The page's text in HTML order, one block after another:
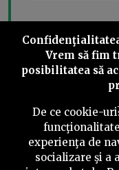
Vrem să fim
posibilitatea să
De ce cookie-
experienţa de
socializare şi a